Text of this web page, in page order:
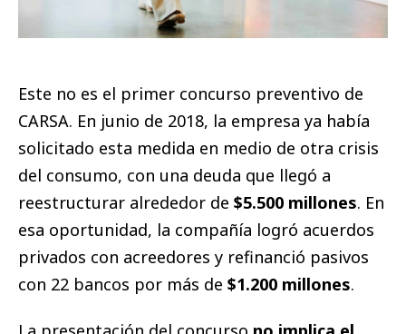
Este no es el primer concurso preventivo de
CARSA. En junio de 2018, la empresa ya había
solicitado esta medida en medio de otra crisis
del consumo, con una deuda que llegó a
reestructurar alrededor de $5.500 millones. En
esa oportunidad, la compañía logró acuerdos
privados con acreedores y refinanció pasivos
con 22 bancos por más de $1.200 millones.